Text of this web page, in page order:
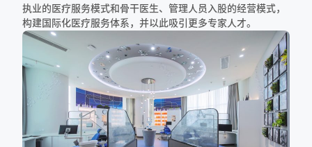
执业的医疗服务模式和骨干医生、管理人员入股的经营模式，
构建国际化医疗服务体系，并以此吸引更多专家人才。